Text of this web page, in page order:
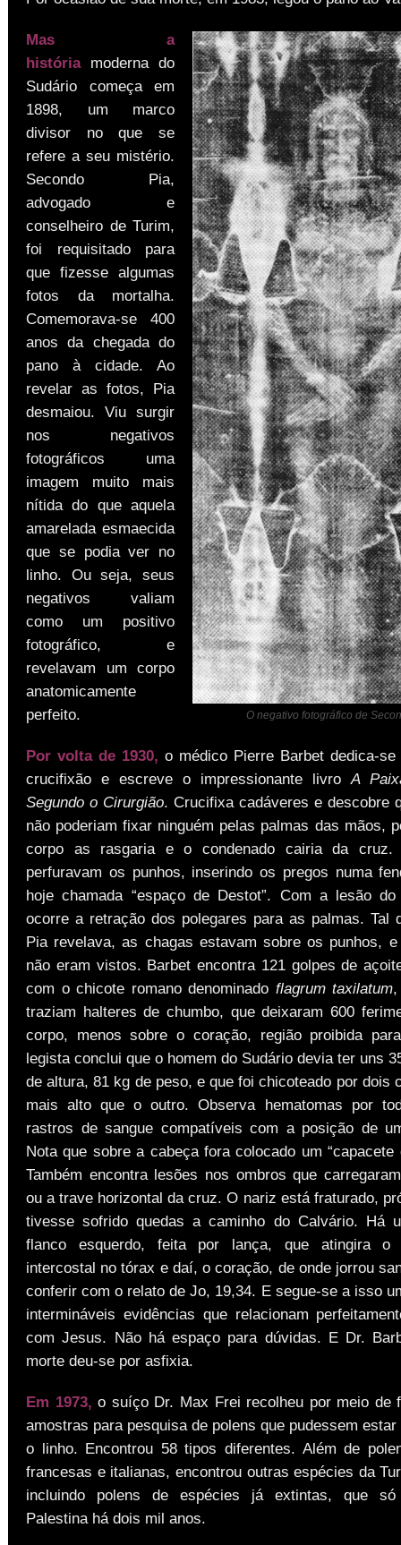
O negativo fotográfico de
Mas a
história moderna do
Sudário começa em
1898, um marco
divisor no que se
refere a seu mistério.
Secondo Pia,
advogado e
conselheiro de Turim,
foi requisitado para
que fizesse algumas
fotos da mortalha.
Comemorava-se 400
anos da chegada do
pano à cidade. Ao
revelar as fotos, Pia
desmaiou. Viu surgir
nos negativos
fotográficos uma
imagem muito mais
nítida do que aquela
amarelada esmaecida
que se podia ver no
linho. Ou seja, seus
negativos valiam
como um positivo
fotográfico, e
revelavam um corpo
anatomicamente
perfeito.
Por volta de 1930, o médico Pierre Barbet dedica-
crucifixão e escreve o impressionante livro A
Segundo o Cirurgião. Crucifixa cadáveres e descobre
não poderiam fixar ninguém pelas palmas das mãos,
corpo as rasgaria e o condenado cairia da cruz.
perfuravam os punhos, inserindo os pregos numa
hoje chamada “espaço de Destot”. Com a lesão
ocorre a retração dos polegares para as palmas. Tal
Pia revelava, as chagas estavam sobre os punhos,
não eram vistos. Barbet encontra 121 golpes de
com o chicote romano denominado flagrum taxilatum
traziam halteres de chumbo, que deixaram 600
corpo, menos sobre o coração, região proibida
legista conclui que o homem do Sudário devia ter uns
de altura, 81 kg de peso, e que foi chicoteado por dois
mais alto que o outro. Observa hematomas por
rastros de sangue compatíveis com a posição de
Nota que sobre a cabeça fora colocado um “capacete
Também encontra lesões nos ombros que
ou a trave horizontal da cruz. O nariz está fraturado,
tivesse sofrido quedas a caminho do Calvário. Há
flanco esquerdo, feita por lança, que atingira o
intercostal no tórax e daí, o coração, de onde jorrou
conferir com o relato de Jo, 19,34. E segue-se a isso
intermináveis evidências que relacionam
com Jesus. Não há espaço para dúvidas. E Dr.
morte deu-se por asfixia.
Em 1973, o suíço Dr. Max Frei recolheu por meio de
amostras para pesquisa de polens que pudessem
o linho. Encontrou 58 tipos diferentes. Além de
francesas e italianas, encontrou outras espécies da
incluindo polens de espécies já extintas, que
Palestina há dois mil anos.